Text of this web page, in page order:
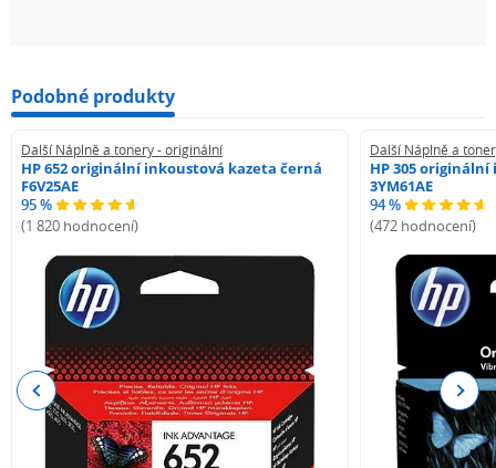
Podobné produkty
Další Náplně a tonery - originální
HP 652 originální inkoustová kazeta černá
F6V25AE
95 %
(1 820 hodnocení)
Další Náplně a
HP 305
3YM61AE
94 %
(472 hodnocení)
Previous Next